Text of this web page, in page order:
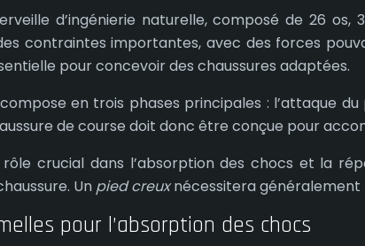
d’ingénierie naturelle, composé de 26
contraintes importantes, avec des forces
pour concevoir des chaussures adaptées.
en trois phases principales : l’attaque
de course doit donc être conçue pour
crucial dans l’absorption des chocs et la
Un pied creuxnécessitera généralement
pour l’absorption des chocs